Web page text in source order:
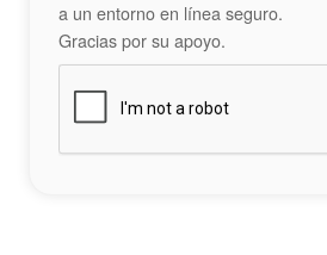
a un entorno en línea seguro.
Gracias por su apoyo.